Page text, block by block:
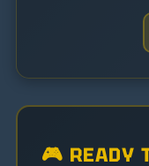
🎮 READY